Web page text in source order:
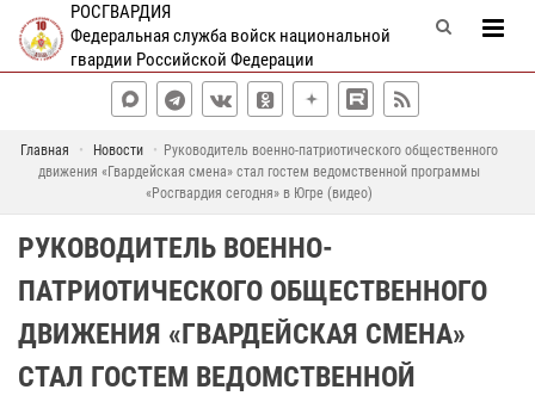
РОСГВАРДИЯ
Федеральная служба войск национальной
гвардии Российской Федерации
Главная Новости
Руководитель военно-патриотического общественного
движения «Гвардейская смена» стал гостем ведомственной программы
«Росгвардия сегодня» в Югре (видео)
РУКОВОДИТЕЛЬ ВОЕННО-
ПАТРИОТИЧЕСКОГО ОБЩЕСТВЕННОГО
ДВИЖЕНИЯ «ГВАРДЕЙСКАЯ СМЕНА»
СТАЛ ГОСТЕМ ВЕДОМСТВЕННОЙ